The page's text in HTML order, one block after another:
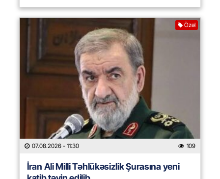
Özəl
07.08.2026 - 11:30 109
İran Ali Milli Təhlükəsizlik Şurasına yeni